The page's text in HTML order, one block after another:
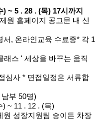
~ 5 . 28 . (목) 17시까지
원 홈페이지 공고문 내 신
, 온라인교육 수료증* 각 1
래스 ' 세상을 바꾸는 움직
심사 * 면접일정은 서류합
부 50명)
) ~ 11 . 12 . (목)
원 성장지원팀 송이든 차장